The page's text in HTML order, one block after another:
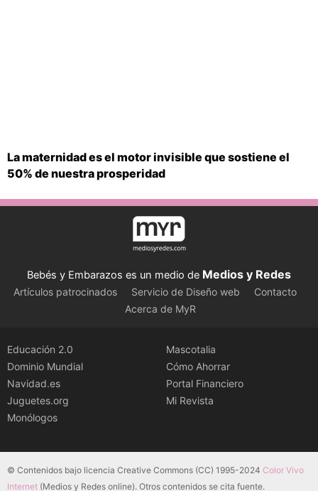
La maternidad es el motor invisible que sostiene el
50% de nuestra prosperidad
Bebés y Embarazos es un medio de Medios y Redes
Artículos patrocinados Servicio de Diseño web
Contacto
Acerca de MyR
Educación 2.0
Dominio Mundial
Navidad.es
Juguetes.org
Monólogos
Mascotalia
Cómo Ahorrar
Portal Financiero
Mi Revista
© Contenidos bajo licencia Creative Commons (CC) 1995-2024 Color Vivo
Internet (Medios y Redes online). Otros contenidos se cita fuente.